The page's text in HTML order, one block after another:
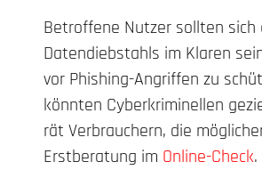
Betroffene Nutzer sollten sich
Datendiebstahls im Klaren
vor Phishing-Angriffen zu
könnten Cyberkriminellen
rät Verbrauchern, die
Erstberatung im Online-Check